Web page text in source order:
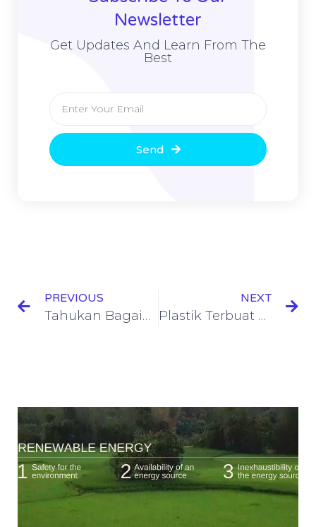
Newsletter
Get Updates And Learn From The
Best
Send
PREVIOUS
Tahukan Bagaimana Proses Pembuatan Plastik ?
NEXT
Plastik Terbuat Dari Bahan Apa ?